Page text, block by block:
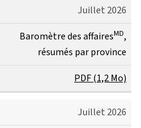
Juillet 2026
Baromètre des affairesMD,
résumés par province
PDF (1,2 Mo)
Juillet 2026